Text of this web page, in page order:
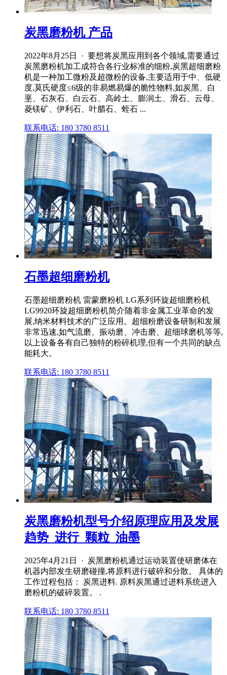
炭黑磨粉机 产品
2022年8月25日 · 要想将炭黑应用到各个领域,需要通过
炭黑磨粉机加工成符合各行业标准的细粉,炭黑超细磨粉
机是一种加工微粉及超微粉的设备,主要适用于中、低硬
度,莫氏硬度≤6级的非易燃易爆的脆性物料,如炭黑、白
垩、石灰石、白云石、高岭土、膨润土、滑石、云母、
菱镁矿、伊利石、叶腊石、蛭石 ...
联系电话: 180 3780 8511
石墨超细磨粉机
石墨超细磨粉机 雷蒙磨粉机 LG系列环旋超细磨粉机
LG9920环旋超细磨粉机简介随着非金属工业革命的发
展,纳米材料技术的广泛应用。超细粉磨设备研制和发展
非常迅速,如气流磨、振动磨、冲击磨、超细球磨机等等,
以上设备各有自己独特的粉碎机理,但有一个共同的缺点
能耗大。
联系电话: 180 3780 8511
炭黑磨粉机型号介绍原理应用及发展
趋势_进行_颗粒_油墨
2025年4月21日 · 炭黑磨粉机通过运动装置使研磨体在
机器内部发生研磨碰撞,将原料进行破碎和分散。 具体的
工作过程包括： 炭黑进料. 原料炭黑通过进料系统进入
磨粉机的破碎装置。 .
联系电话: 180 3780 8511